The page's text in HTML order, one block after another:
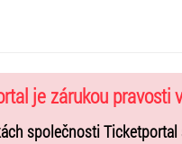
je zárukou pravosti
společnosti